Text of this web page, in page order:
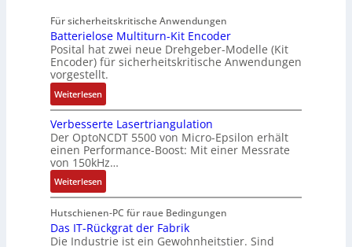
M
L
3
f
ü
r
s
i
c
h
e
r
e
E
n
t
o
b
o
t
,
3
M
i
l
l
i
o
n
e
n
A
r
b
e
u
t
o
m
a
t
i
o
n
e
x
p
a
n
d
f
t
r
a
g
s
e
i
n
g
a
n
g
i
m
Für sicherheitskritische Anwendungen
Batterielose Multiturn-Kit Encoder
Posital hat zwei neue Drehgeber-Modelle (Kit
Encoder) für sicherheitskritische Anwendungen
vorgestellt.
Weiterlesen:
B
a
t
t
e
r
i
e
l
o
Verbesserte Lasertriangulation
Der OptoNCDT 5500 von Micro-Epsilon erhält
einen Performance-Boost: Mit einer Messrate
von 150kHz…
Weiterlesen:
V
e
r
b
Hutschienen-PC für raue Bedingungen
Das IT-Rückgrat der Fabrik
Die Industrie ist ein Gewohnheitstier. Sind